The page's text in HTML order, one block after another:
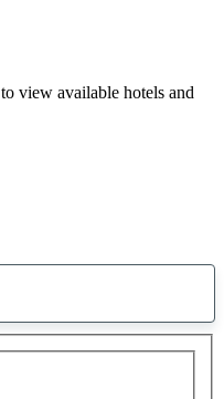
view available hotels and